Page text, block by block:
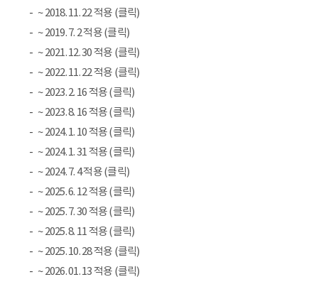
~ 2018. 11. 22 적용 (클릭)
~ 2019. 7. 2 적용 (클릭)
~ 2021. 12. 30 적용 (클릭)
~ 2022. 11. 22 적용 (클릭)
~ 2023. 2. 16 적용 (클릭)
~ 2023. 8. 16 적용 (클릭)
~ 2024. 1. 10 적용 (클릭)
~ 2024. 1. 31 적용 (클릭)
~ 2024. 7. 4 적용 (클릭)
~ 2025. 6. 12 적용 (클릭)
~ 2025. 7. 30 적용 (클릭)
~ 2025. 8. 11 적용 (클릭)
~ 2025. 10. 28 적용 (클릭)
~ 2026. 01. 13 적용 (클릭)